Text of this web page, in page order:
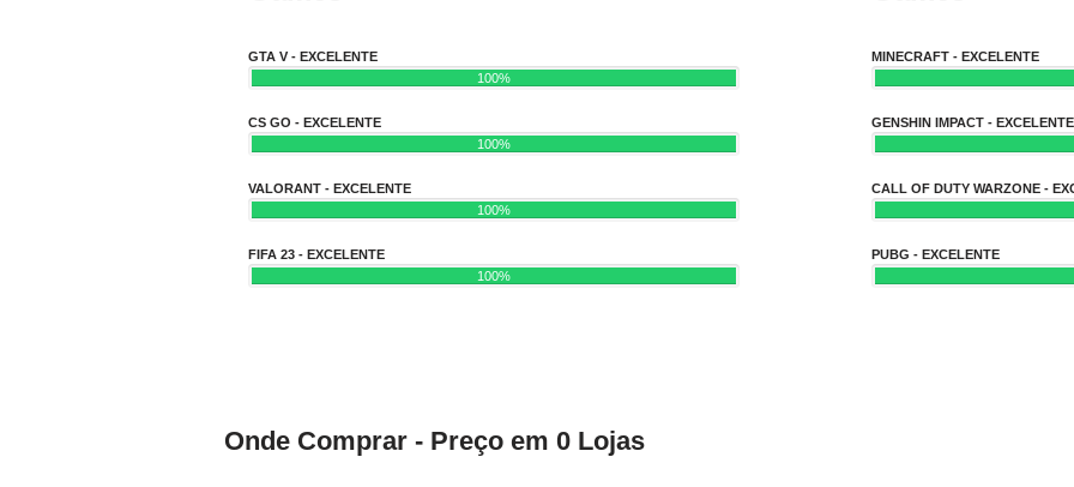
GTA V - EXCELENTE
100%
CS GO - EXCELENTE
100%
VALORANT - EXCELENTE
100%
FIFA 23 - EXCELENTE
100%
MINECRAFT - EXCELENTE
GENSHIN IMPACT - EXCELENTE
CALL OF DUTY WARZONE -
PUBG - EXCELENTE
Onde Comprar - Preço em 0 Lojas